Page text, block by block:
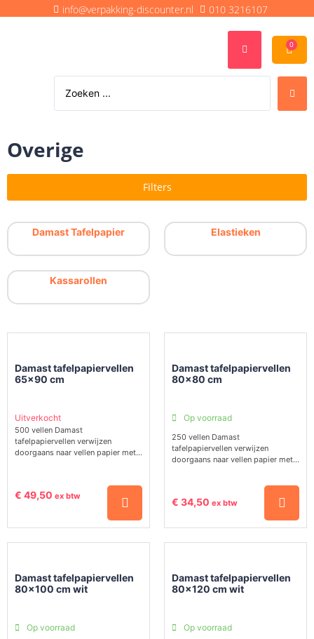
info@verpakking-discounter.nl 010 3216107
0
Overige
Filters
Damast Tafelpapier Elastieken
Kassarollen
Uitverkocht
Damast tafelpapiervellen
65×90 cm
€ 49,50 ex btw
500 vellen Damast
tafelpapiervellen verwijzen
doorgaans naar vellen papier met...
Op voorraad
Damast tafelpapiervellen
80×80 cm
€ 34,50 ex btw
250 vellen Damast
tafelpapiervellen verwijzen
doorgaans naar vellen papier met...
Op voorraad
Damast tafelpapiervellen
80×100 cm wit
Op voorraad
Damast tafelpapiervellen
80×120 cm wit